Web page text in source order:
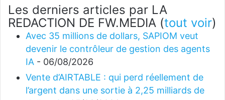
Les derniers articles par LA
REDACTION DE FW.MEDIA (tout voir)
Avec 35 millions de dollars, SAPIOM veut
devenir le contrôleur de gestion des agents
IA - 06/08/2026
Vente d’AIRTABLE : qui perd réellement de
l’argent dans une sortie à 2,25 milliards de